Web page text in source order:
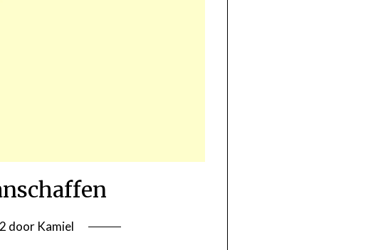
door Kamiel